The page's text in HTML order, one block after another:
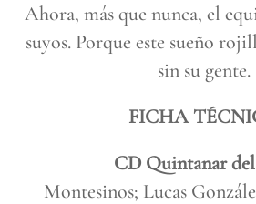
Ahora, más que nunca, el
suyos. Porque este sueño
sin su gente.
FICHA
CD Quintanar
Montesinos; Lucas